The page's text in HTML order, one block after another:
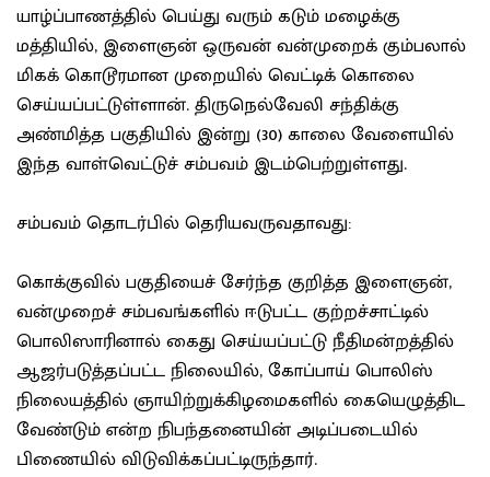
யாழ்ப்பாணத்தில் பெய்து வரும் கடும் மழைக்கு
மத்தியில், இளைஞன் ஒருவன் வன்முறைக் கும்பலால்
மிகக் கொடூரமான முறையில் வெட்டிக் கொலை
செய்யப்பட்டுள்ளான். திருநெல்வேலி சந்திக்கு
அண்மித்த பகுதியில் இன்று (30) காலை வேளையில்
இந்த வாள்வெட்டுச் சம்பவம் இடம்பெற்றுள்ளது.
சம்பவம் தொடர்பில் தெரியவருவதாவது:
கொக்குவில் பகுதியைச் சேர்ந்த குறித்த இளைஞன்,
வன்முறைச் சம்பவங்களில் ஈடுபட்ட குற்றச்சாட்டில்
பொலிஸாரினால் கைது செய்யப்பட்டு நீதிமன்றத்தில்
ஆஜர்படுத்தப்பட்ட நிலையில், கோப்பாய் பொலிஸ்
நிலையத்தில் ஞாயிற்றுக்கிழமைகளில் கையெழுத்திட
வேண்டும் என்ற நிபந்தனையின் அடிப்படையில்
பிணையில் விடுவிக்கப்பட்டிருந்தார்.